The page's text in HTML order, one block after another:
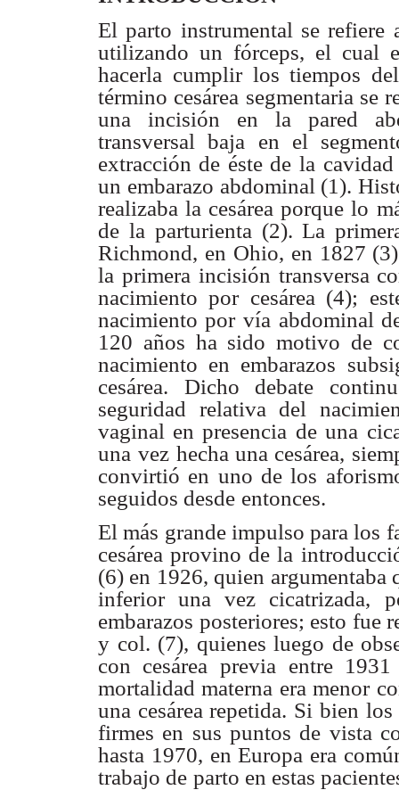
El parto instrumental se refiere
utilizando un fórceps, el cual
hacerla cumplir los tiempos
término cesárea segmentaria se
una incisión en
la pared
transversal baja en el
extracción de éste de la
un embarazo abdominal (1).
realizaba la cesárea porque lo
de la parturienta (2). La
Richmond, en Ohio, en 1827
la primera incisión transversa
nacimiento por cesárea (4);
nacimiento por vía abdominal
120 años ha sido motivo de
nacimiento en embarazos
cesárea.
Dicho debate
seguridad relativa del
vaginal en presencia de una
una vez hecha una cesárea,
convirtió en uno de los
seguidos desde entonces.
El más grande impulso para los
cesárea provino de la
(6) en 1926, quien argumentaba
inferior una vez cicatrizada,
embarazos posteriores; esto fue
y col. (7), quienes luego de
con cesárea previa entre
mortalidad materna era menor
una cesárea repetida. Si bien los
firmes en sus puntos de vista
hasta 1970, en Europa era
trabajo de parto en estas